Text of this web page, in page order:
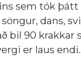
sem tók þátt
dans,
bil 90 krakkar
er laus